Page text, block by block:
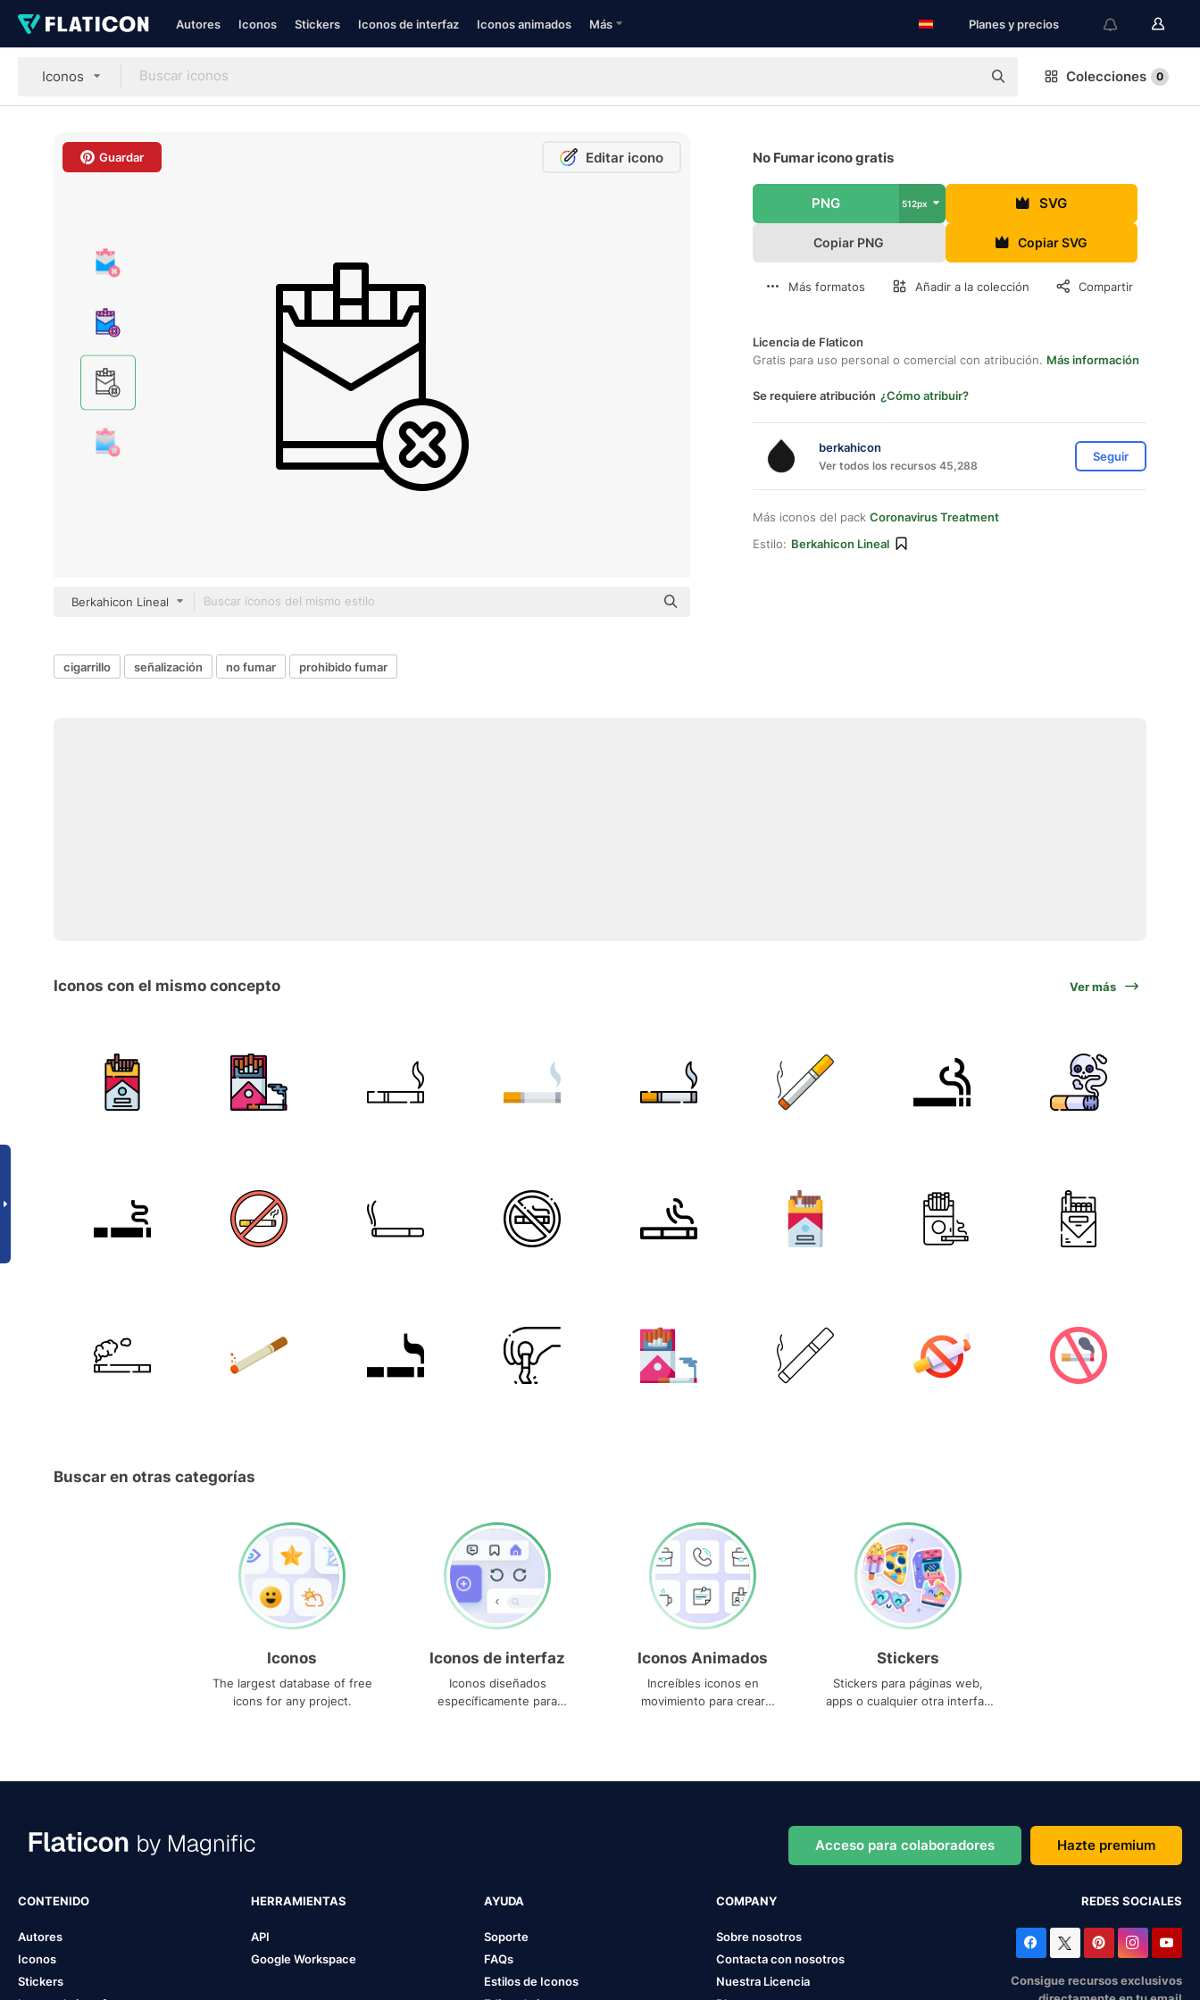
Autores Iconos Stickers Iconos de interfaz Iconos animados Más Planes y precios
Iconos Colecciones 0
Guardar Editar icono
Berkahicon Lineal
No Fumar icono gratis
PNG 512px SVG
Copiar PNG Copiar SVG
Más formatos Añadir a la colección Compartir
Licencia de Flaticon
Gratis para uso personal o comercial con atribución. Más información
Se requiere atribución ¿Cómo atribuir?
berkahicon
Ver todos los recursos 45,288
Seguir
Más iconos del pack Coronavirus Treatment
Estilo: Berkahicon Lineal
cigarrillo señalización no fumar prohibido fumar
Iconos con el mismo concepto Ver más
Buscar en otras categorías
Iconos
The largest database of free
icons for any project.
Iconos de interfaz
Iconos diseñados
específicamente para
Iconos Animados
Increíbles iconos en
movimiento para crear
Stickers
Stickers para páginas web,
apps o cualquier otra interfaz
Acceso para colaboradores Hazte premium
CONTENIDO
Autores
Iconos
Stickers
HERRAMIENTAS
API
Google Workspace
AYUDA
Soporte
FAQs
Estilos de Iconos
COMPANY
Sobre nosotros
Contacta con nosotros
Nuestra Licencia
REDES SOCIALES
Consigue recursos exclusivos